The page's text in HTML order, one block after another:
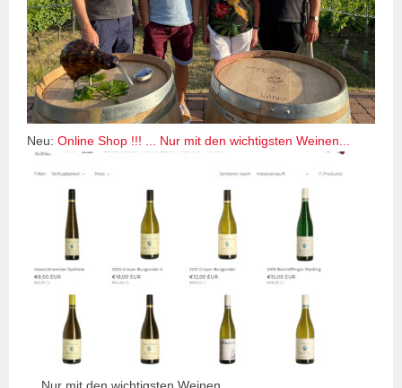
Neu:Online Shop !!! ... Nur mit den wichtigsten Weinen...